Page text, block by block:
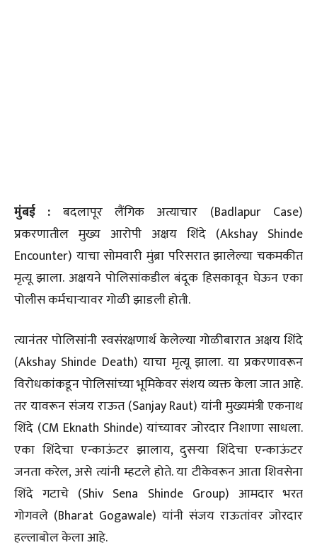
मुंबई : बदलापूर लैंगिक अत्याचार (Badlapur Case)
प्रकरणातील मुख्य आरोपी अक्षय शिंदे (Akshay Shinde
Encounter) याचा सोमवारी मुंब्रा परिसरात झालेल्या चकमकीत
मृत्यू झाला. अक्षयने पोलिसांकडील बंदूक हिसकावून घेऊन एका
पोलीस कर्मचाऱ्यावर गोळी झाडली होती.
त्यानंतर पोलिसांनी स्वसंरक्षणार्थ केलेल्या गोळीबारात अक्षय शिंदे
(Akshay Shinde Death) याचा मृत्यू झाला. या प्रकरणावरून
विरोधकांकडून पोलिसांच्या भूमिकेवर संशय व्यक्त केला जात आहे.
तर यावरून संजय राऊत (Sanjay Raut) यांनी मुख्यमंत्री एकनाथ
शिंदे (CM Eknath Shinde) यांच्यावर जोरदार निशाणा साधला.
एका शिंदेचा एन्काऊंटर झालाय, दुसऱ्या शिंदेचा एन्काऊंटर
जनता करेल, असे त्यांनी म्हटले होते. या टीकेवरून आता शिवसेना
शिंदे गटाचे (Shiv Sena Shinde Group) आमदार भरत
गोगवले (Bharat Gogawale) यांनी संजय राऊतांवर जोरदार
हल्लाबोल केला आहे.